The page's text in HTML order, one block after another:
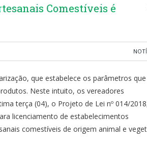
Comestíveis é
que estabelece os parâmetros
Neste intuito, os vereadores
terça (04), o Projeto de Lei nº 014/
licenciamento de estabelecimentos
comestíveis de origem animal e